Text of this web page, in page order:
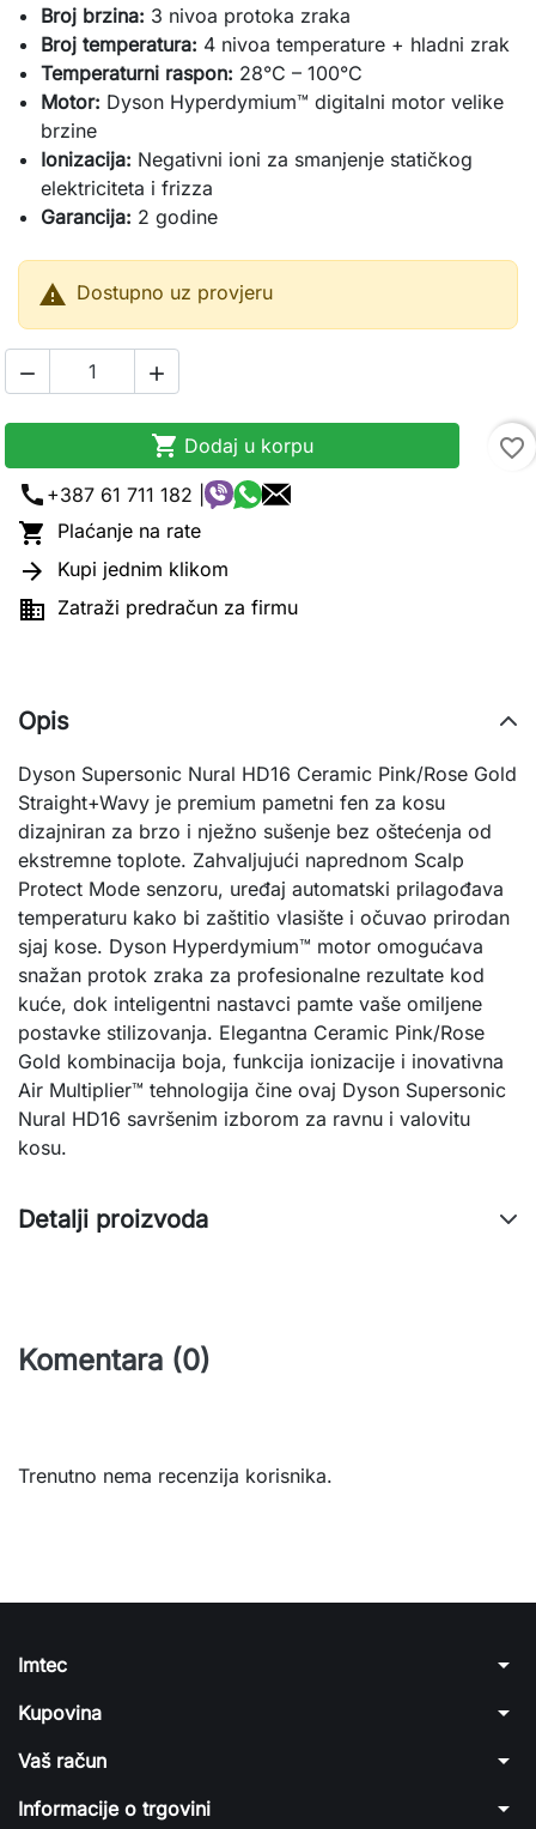
Broj brzina: 3 nivoa protoka zraka
Broj temperatura: 4 nivoa temperature + hladni zrak
Temperaturni raspon: 28°C – 100°C
Motor: Dyson Hyperdymium™ digitalni motor velike
brzine
Ionizacija: Negativni ioni za smanjenje statičkog
elektriciteta i frizza
Garancija: 2 godine
 Dostupno uz provjeru
 
 Dodaj u korpu
favorite_border
call +387 61 711 182 |
 Plaćanje na rate
 Kupi jednim klikom
 Zatraži predračun za firmu
Opis
Dyson Supersonic Nural HD16 Ceramic Pink/Rose Gold
Straight+Wavy je premium pametni fen za kosu
dizajniran za brzo i nježno sušenje bez oštećenja od
ekstremne toplote. Zahvaljujući naprednom Scalp
Protect Mode senzoru, uređaj automatski prilagođava
temperaturu kako bi zaštitio vlasište i očuvao prirodan
sjaj kose. Dyson Hyperdymium™ motor omogućava
snažan protok zraka za profesionalne rezultate kod
kuće, dok inteligentni nastavci pamte vaše omiljene
postavke stilizovanja. Elegantna Ceramic Pink/Rose
Gold kombinacija boja, funkcija ionizacije i inovativna
Air Multiplier™ tehnologija čine ovaj Dyson Supersonic
Nural HD16 savršenim izborom za ravnu i valovitu
kosu.
Detalji proizvoda
Komentara (0)
Trenutno nema recenzija korisnika.
Imtec arrow_drop_down
Kupovina arrow_drop_down
Vaš račun arrow_drop_down
Informacije o trgovini arrow_drop_down